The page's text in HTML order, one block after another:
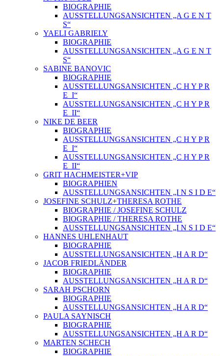
BIOGRAPHIE
AUSSTELLUNGSANSICHTEN „A G E N T
S“
YAELI GABRIELY
BIOGRAPHIE
AUSSTELLUNGSANSICHTEN „A G E N T
S“
SABINE BANOVIC
BIOGRAPHIE
AUSSTELLUNGSANSICHTEN „C H Y P R
E_I“
AUSSTELLUNGSANSICHTEN „C H Y P R
E_II“
NIKE DE BEER
BIOGRAPHIE
AUSSTELLUNGSANSICHTEN „C H Y P R
E_I“
AUSSTELLUNGSANSICHTEN „C H Y P R
E_II“
GRIT HACHMEISTER+VIP
BIOGRAPHIEN
AUSSTELLUNGSANSICHTEN „I N S I D E“
JOSEFINE SCHULZ+THERESA ROTHE
BIOGRAPHIE / JOSEFINE SCHULZ
BIOGRAPHIE / THERESA ROTHE
AUSSTELLUNGSANSICHTEN „I N S I D E“
HANNES UHLENHAUT
BIOGRAPHIE
AUSSTELLUNGSANSICHTEN „H A R D“
JACOB FRIEDLÄNDER
BIOGRAPHIE
AUSSTELLUNGSANSICHTEN „H A R D“
SARAH PSCHORN
BIOGRAPHIE
AUSSTELLUNGSANSICHTEN „H A R D“
PAULA SAYNISCH
BIOGRAPHIE
AUSSTELLUNGSANSICHTEN „H A R D“
MARTEN SCHECH
BIOGRAPHIE